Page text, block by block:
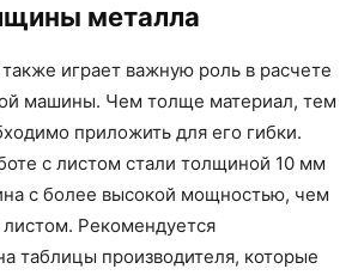
металла
играет важную роль в расчете
машины. Чем толще материал, тем
приложить для его гибки.
с листом стали толщиной 10 мм
с более высокой мощностью, чем
Рекомендуется
таблицы производителя, которые